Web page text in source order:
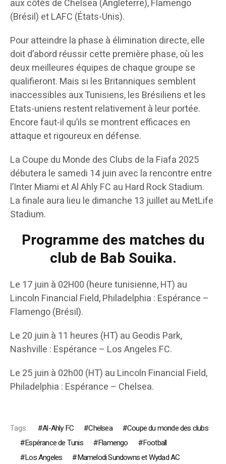
aux côtés de Chelsea (Angleterre), Flamengo
(Brésil) et LAFC (États-Unis).
Pour atteindre la phase à élimination directe, elle
doit d’abord réussir cette première phase, où les
deux meilleures équipes de chaque groupe se
qualifieront. Mais si les Britanniques semblent
inaccessibles aux Tunisiens, les Brésiliens et les
Etats-uniens restent relativement à leur portée.
Encore faut-il qu’ils se montrent efficaces en
attaque et rigoureux en défense.
La Coupe du Monde des Clubs de la Fiafa 2025
débutera le samedi 14 juin avec la rencontre entre
l’Inter Miami et Al Ahly FC au Hard Rock Stadium.
La finale aura lieu le dimanche 13 juillet au MetLife
Stadium.
Programme des matches du
club de Bab Souika.
Le 17 juin à 02H00 (heure tunisienne, HT) au
Lincoln Financial Field, Philadelphia : Espérance –
Flamengo (Brésil).
Le 20 juin à 11 heures (HT) au Geodis Park,
Nashville : Espérance – Los Angeles FC.
Le 25 juin à 02h00 (HT) au Lincoln Financial Field,
Philadelphia : Espérance – Chelsea.
Tags: Al-Ahly FC Chelsea
Coupe du monde des clubs
Espérance de Tunis
Flamengo
Football
Los Angeles
Mamelodi Sundowns et Wydad AC